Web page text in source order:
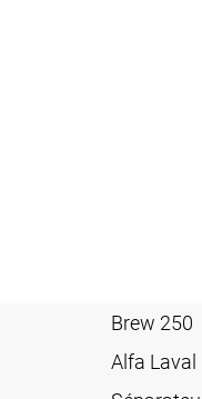
Brew 250
Alfa Laval